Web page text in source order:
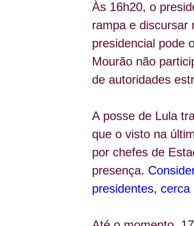
Às 16h20, o
rampa e discursar
presidencial pode
Mourão não
de autoridades
A posse de Lula
que o visto na
por chefes de
presença.
presidentes,